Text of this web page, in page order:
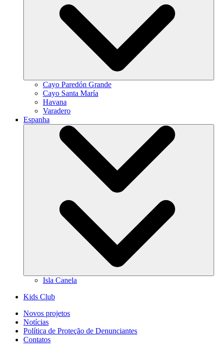
Cayo Paredón Grande
Cayo Santa María
Havana
Varadero
Espanha
Isla Canela
Kids Club
Novos projetos
Notícias
Política de Proteção de Denunciantes
Contatos